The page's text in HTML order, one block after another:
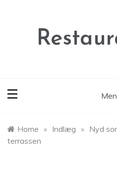
Home » Indlæg » Nyd
terrassen